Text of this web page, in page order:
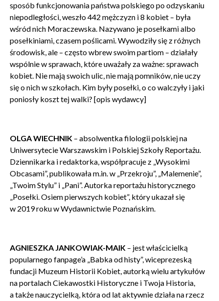
Dołącz do newslettera
POTWIERDŹ ADRES EMAIL
Administratorem danych osobowych jest Centrum
Kultury ZAMEK z siedzibą w Poznaniu. Zapoznałem/am
się z informacjami dotyczącymi przetwarzania danych
osobowych, które są zawarte wPolityce prywatności.
sposób funkcjonowania państwa polskiego po odzyskaniu
niepodległości, weszło 442 mężczyzn i 8 kobiet – była
wśród nich Moraczewska. Nazywano je posełkami albo
posełkiniami, czasem poślicami. Wywodziły się z różnych
środowisk, ale – często wbrew swoim partiom – działały
wspólnie w sprawach, które uważały za ważne: sprawach
kobiet. Nie mają swoich ulic, nie mają pomników, nie uczy
się o nich w szkołach. Kim były posełki, o co walczyły i jaki
poniosły koszt tej walki? [opis wydawcy]
OLGA WIECHNIK – absolwentka filologii polskiej na
Uniwersytecie Warszawskim i Polskiej Szkoły Reportażu.
Dziennikarka i redaktorka, współpracuje z „Wysokimi
Obcasami”, publikowała m.in. w „Przekroju”, „Malemenie”,
„Twoim Stylu” i „Pani”. Autorka reportażu historycznego
„Posełki. Osiem pierwszych kobiet”, który ukazał się
w 2019 roku w Wydawnictwie Poznańskim.
AGNIESZKA JANKOWIAK-MAIK – jest właścicielką
popularnego fanpage’a „Babka od histy”, wiceprezeską
fundacji Muzeum Historii Kobiet, autorką wielu artykułów
na portalach Ciekawostki Historyczne i Twoja Historia,
a także nauczycielką, która od lat aktywnie działa na rzecz